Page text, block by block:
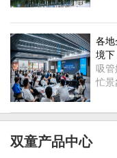
各
境
吸
忙
双童产品中心